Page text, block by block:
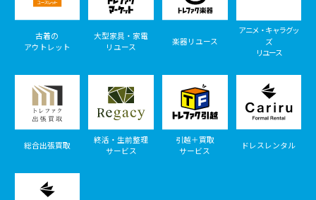
古着の
アウトレット
大型家具・家電
リユース
楽器リユース
アニメ・キャラグッ
ズ
リユース
総合出張買取
終活・生前整理
サービス
引越＋買取
サービス
ドレスレンタル